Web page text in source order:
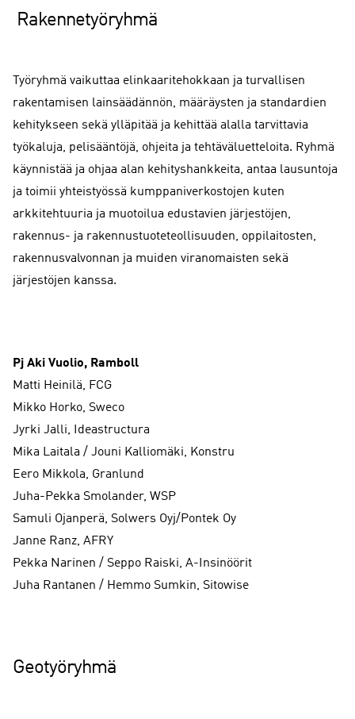
Rakennetyöryhmä
Työryhmä vaikuttaa elinkaaritehokkaan ja turvallisen
rakentamisen lainsäädännön, määräysten ja standardien
kehitykseen sekä ylläpitää ja kehittää alalla tarvittavia
työkaluja, pelisääntöjä, ohjeita ja tehtäväluetteloita. Ryhmä
käynnistää ja ohjaa alan kehityshankkeita, antaa lausuntoja
ja toimii yhteistyössä kumppaniverkostojen kuten
arkkitehtuuria ja muotoilua edustavien järjestöjen,
rakennus- ja rakennustuoteteollisuuden, oppilaitosten,
rakennusvalvonnan ja muiden viranomaisten sekä
järjestöjen kanssa.
Pj Aki Vuolio, Ramboll
Matti Heinilä, FCG
Mikko Horko, Sweco
Jyrki Jalli, Ideastructura
Mika Laitala / Jouni Kalliomäki, Konstru
Eero Mikkola, Granlund
Juha-Pekka Smolander, WSP
Samuli Ojanperä, Solwers Oyj/Pontek Oy
Janne Ranz, AFRY
Pekka Narinen / Seppo Raiski, A-Insinöörit
Juha Rantanen / Hemmo Sumkin, Sitowise
Geotyöryhmä